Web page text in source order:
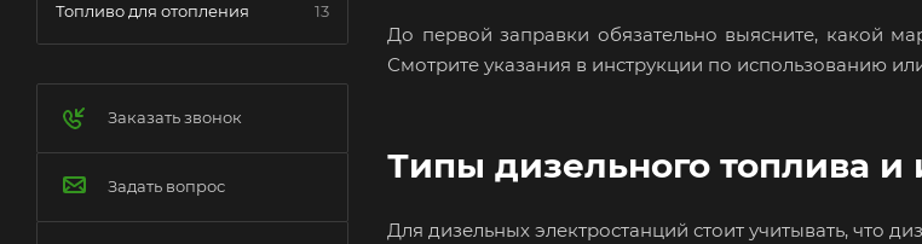
До первой заправки обязательно выясните, какой
Смотрите указания в инструкции по использованию
Типы дизельного топлива и
Для дизельных электростанций стоит учитывать, что
Топливо для отопления 13
Заказать звонок
Задать вопрос